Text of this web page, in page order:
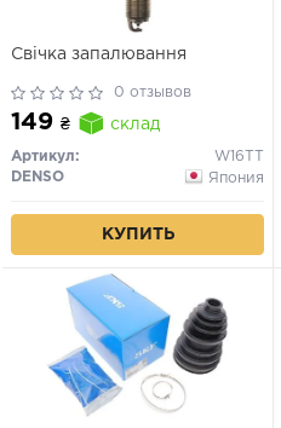
Свічка запалювання
0 отзывов
149 ₴ склад
Артикул:
W16TT
DENSO
Япония
КУПИТЬ